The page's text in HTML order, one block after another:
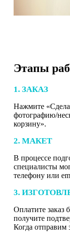
Этапы
1. ЗАКАЗ
Нажмите
фотографию/
корзину».
2. МАКЕТ
В процессе
специалисты
телефону или
3.
Оплатите заказ
получите
Когда отправим